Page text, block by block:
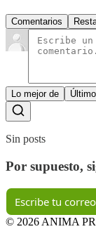
Comentarios
Lo mejor de Último
Sin posts
Por supuesto,
© 2026 ANIMA